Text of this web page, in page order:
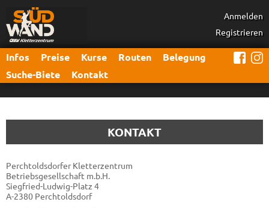
Anmelden
Registrieren
Infos Preise Kurse Routen
Belegung
Suche-Biete
Kontakt
KONTAKT
Perchtoldsdorfer Kletterzentrum
Betriebsgesellschaft m.b.H.
Siegfried-Ludwig-Platz 4
A-2380 Perchtoldsdorf